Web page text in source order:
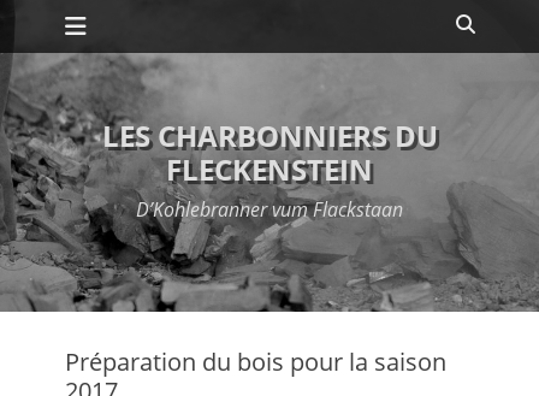
Passer
au
contenu
Premier menu
LES CHARBONNIERS DU
FLECKENSTEIN
D’Kohlebranner vum Flackstaan
Préparation du bois pour la saison